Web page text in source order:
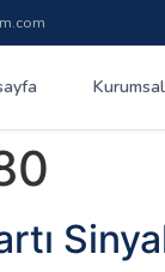
Kurumsal